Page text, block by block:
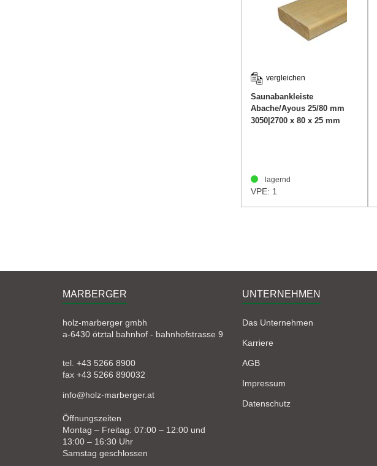
vergleichen
Saunabankleiste
Abache/Ayous 25/80 mm
3050|2700 x 80 x 25 mm
lagernd
VPE: 1
MARBERGER
holz-marberger gmbh
a-6430 ötztal bahnhof - bahnhofstrasse 9
tel. +43 5266 8900
fax +43 5266 890032
info@holz-marberger.at
Öffnungszeiten
Montag – Freitag: 07:00 – 12:00 und
13:00 – 16:30 Uhr
Samstag geschlossen
UNTERNEHMEN
Das Unternehmen
Karriere
AGB
Impressum
Datenschutz